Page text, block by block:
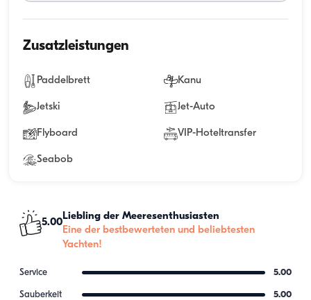
Zusatzleistungen
Paddelbrett Kanu
Jetski Jet-Auto
Flyboard VIP-Hoteltransfer
Seabob
5.00
Liebling der Meeresenthusiasten
Eine der bestbewerteten und beliebtesten
Yachten!
Service 5.00
Sauberkeit 5.00